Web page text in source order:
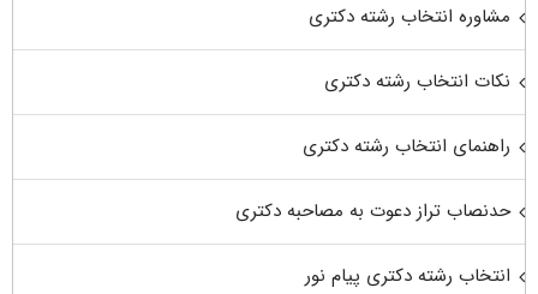
مشاوره انتخاب رشته دکتری
نکات انتخاب رشته دکتری
راهنمای انتخاب رشته دکتری
حدنصاب تراز دعوت به مصاحبه دکتری
انتخاب رشته دکتری پیام نور